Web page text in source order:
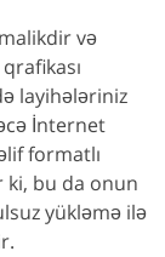
və
layihələriniz
İnternet
formatlı
ki, bu da onun
yükləmə ilə